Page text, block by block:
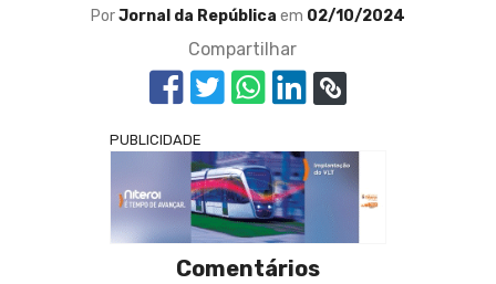
PorJornal da República em 02/10/2024
Compartilhar
PUBLICIDADE
Comentários